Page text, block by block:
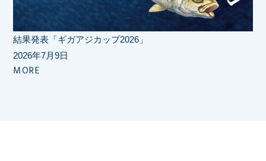
結果発表 「ギガアジカップ2026」
2026年7月9日
MORE